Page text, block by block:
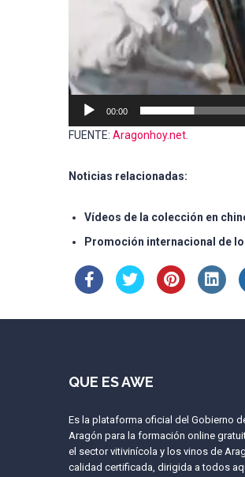
00:00
FUENTE: Aragonhoy.net
Noticias relacionadas:
Vídeos de la colección en
Promoción internacional de
QUE ES AWE
Es la plataforma oficial del Gobierno
Aragón para la formación online
el sector vitivinícola y los vinos de
calidad certificada, dirigida a todos